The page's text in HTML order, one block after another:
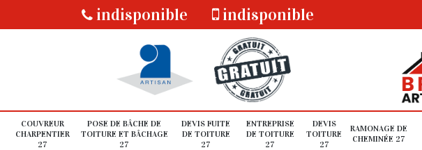
indisponible indisponible
COUVREUR
CHARPENTIER
27
POSE DE BÂCHE DE
TOITURE ET BÂCHAGE
27
DEVIS FUITE
DE TOITURE
27
ENTREPRISE
DE TOITURE
27
DEVIS
TOITURE
27
RAMONAGE DE
CHEMINÉE 27